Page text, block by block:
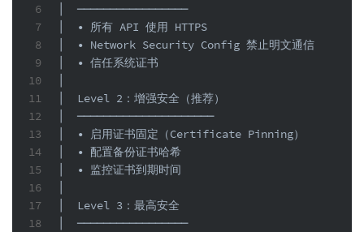
6
7
8
9
10
11
12
13
14
15
16
17
18
│  ─────────────────
│  • 所有 API 使用 HTTPS
│  • Network Security Config 禁止明文通
│  • 信任系统证书
│  Level 2：增强安全（推荐）
│  ─────────────────────
│  • 启用证书固定（Certificate Pinning）
│  • 配置备份证书哈希
│  • 监控证书到期时间
│  Level 3：最高安全
│  ─────────────────